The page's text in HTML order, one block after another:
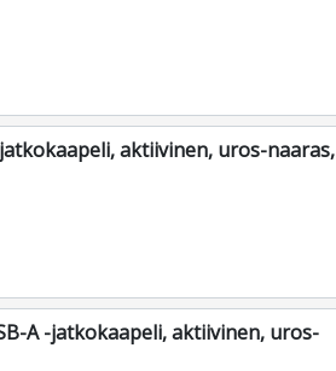
aktiivinen, uros-naaras,
A -jatkokaapeli, aktiivinen, uros-